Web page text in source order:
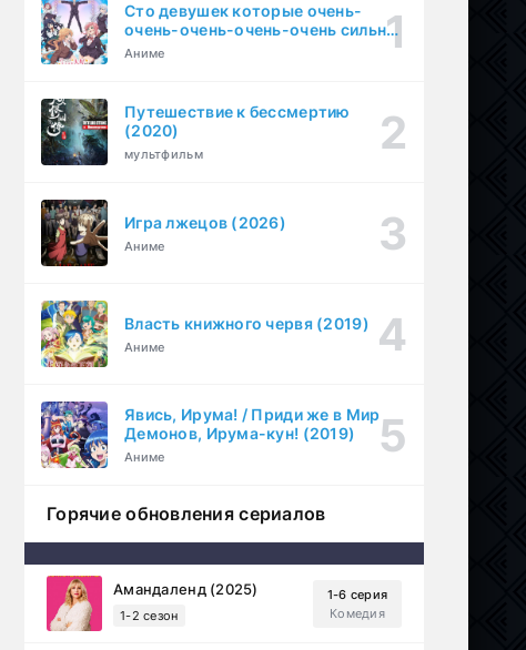
Сто девушек которые очень-
очень-очень-очень-очень сильно
тебя любят (2023)
Аниме
Путешествие к бессмертию
(2020)
мультфильм
Игра лжецов (2026)
Аниме
Власть книжного червя (2019)
Аниме
Явись, Ирума! / Приди же в Мир
Демонов, Ирума-кун! (2019)
Аниме
Горячие обновления сериалов
Амандаленд (2025)
1-2 сезон
1-6 серия
Комедия